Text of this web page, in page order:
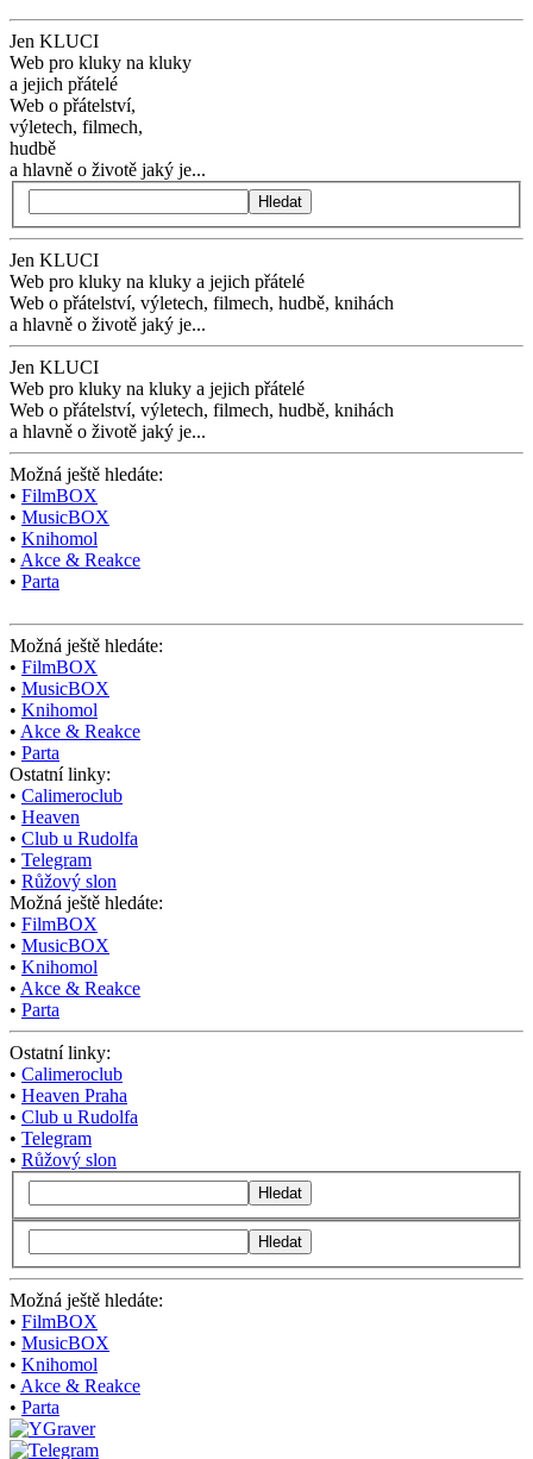
Jen KLUCI
Web pro kluky na kluky
a jejich přátelé
Web o přátelství,
výletech, filmech,
hudbě
a hlavně o životě jaký je...
Hledat
Jen KLUCI
Web pro kluky na kluky a jejich přátelé
Web o přátelství, výletech, filmech, hudbě, knihách
a hlavně o životě jaký je...
Jen KLUCI
Web pro kluky na kluky a jejich přátelé
Web o přátelství, výletech, filmech, hudbě, knihách
a hlavně o životě jaký je...
Možná ještě hledáte:
• FilmBOX
• MusicBOX
• Knihomol
• Akce & Reakce
• Parta
Možná ještě hledáte:
• FilmBOX
• MusicBOX
• Knihomol
• Akce & Reakce
• Parta
Ostatní linky:
• Calimeroclub
• Heaven
• Club u Rudolfa
• Telegram
• Růžový slon
Možná ještě hledáte:
• FilmBOX
• MusicBOX
• Knihomol
• Akce & Reakce
• Parta
Ostatní linky:
• Calimeroclub
• Heaven Praha
• Club u Rudolfa
• Telegram
• Růžový slon
Hledat
Hledat
Možná ještě hledáte:
• FilmBOX
• MusicBOX
• Knihomol
• Akce & Reakce
• Parta